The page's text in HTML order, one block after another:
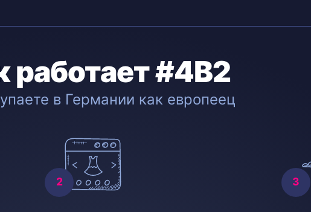
работает #4B2
в Германии как европеец